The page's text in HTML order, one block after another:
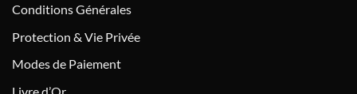
Conditions Générales
Protection & Vie Privée
Modes de Paiement